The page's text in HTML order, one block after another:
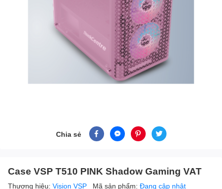
Chia sẻ
Case VSP T510 PINK Shadow Gaming VAT
Thương hiệu: Vision VSP Mã sản phẩm: Đang cập nhật